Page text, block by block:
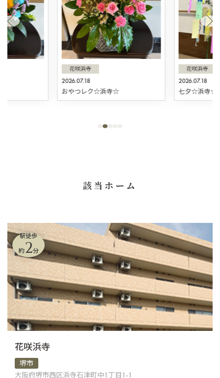
2026.07.18
花咲浜寺
おやつレク☆浜寺☆
2026.07.18
花咲浜寺
七夕☆浜寺☆
該当ホーム
駅徒歩
約2分
花咲浜寺
堺市
大阪府堺市西区浜寺石津町中1丁目1-1